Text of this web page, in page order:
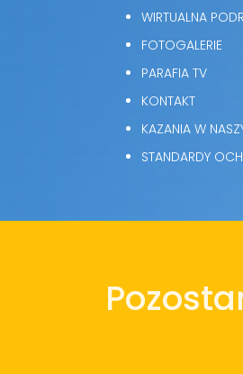
WIRTUALNA
FOTOGALERIE
PARAFIA TV
KONTAKT
KAZANIA W
STANDARDY